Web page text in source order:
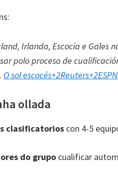
:
, Irlanda, Escocia e Gales
polo proceso de
O sol escocés+2Reuters+2
ollada
clasificatorios con 4-5
do grupo cualificar